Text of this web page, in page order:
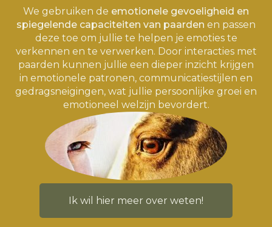
We gebruiken de emotionele gevoeligheid en
spiegelende capaciteiten van paarden en passen
deze toe om jullie te helpen je emoties te
verkennen en te verwerken. Door interacties met
paarden kunnen jullie een dieper inzicht krijgen
in emotionele patronen, communicatiestijlen en
gedragsneigingen, wat jullie persoonlijke groei en
emotioneel welzijn bevordert.
Ik wil hier meer over weten!